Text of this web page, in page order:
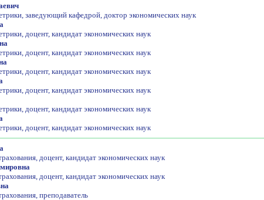
заведующий кафедрой, доктор экономических наук
доцент, кандидат экономических наук
доцент, кандидат экономических наук
доцент, кандидат экономических наук
доцент, кандидат экономических наук
доцент, кандидат экономических наук
доцент, кандидат экономических наук
доцент, кандидат экономических наук
доцент, кандидат экономических наук
преподаватель